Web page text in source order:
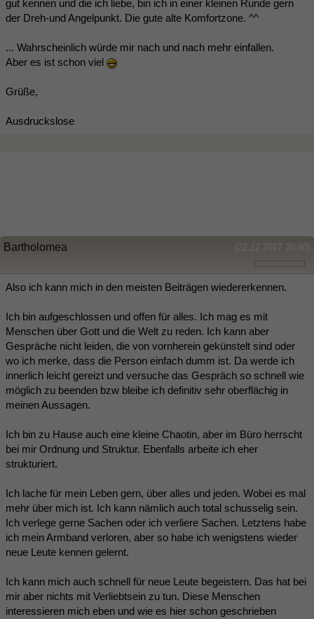
gut kennen und die ich liebe, bin ich in einer kleinen Runde gern
der Dreh-und Angelpunkt. Die gute alte Komfortzone. ^^
... Wahrscheinlich würde mir nach und nach mehr einfallen.
Aber es ist schon viel
Grüße,
Ausdruckslose
(22.12.2017 20:40)
Bartholomea
Also ich kann mich in den meisten Beiträgen wiedererkennen.
Ich bin aufgeschlossen und offen für alles. Ich mag es mit
Menschen über Gott und die Welt zu reden. Ich kann aber
Gespräche nicht leiden, die von vornherein gekünstelt sind oder
wo ich merke, dass die Person einfach dumm ist. Da werde ich
innerlich leicht gereizt und versuche das Gespräch so schnell wie
möglich zu beenden bzw bleibe ich definitiv sehr oberflächig in
meinen Aussagen.
Ich bin zu Hause auch eine kleine Chaotin, aber im Büro herrscht
bei mir Ordnung und Struktur. Ebenfalls arbeite ich eher
strukturiert.
Ich lache für mein Leben gern, über alles und jeden. Wobei es mal
mehr über mich ist. Ich kann nämlich auch total schusselig sein.
Ich verlege gerne Sachen oder ich verliere Sachen. Letztens habe
ich mein Armband verloren, aber so habe ich wenigstens wieder
neue Leute kennen gelernt.
Ich kann mich auch schnell für neue Leute begeistern. Das hat bei
mir aber nichts mit Verliebtsein zu tun. Diese Menschen
interessieren mich eben und wie es hier schon geschrieben